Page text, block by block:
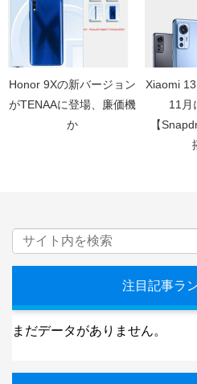
Honor 9Xの新バージョン
がTENAAに登場、廉価機
か
Xiaomi
11月
【
注目記事ラ
まだデータがありません。